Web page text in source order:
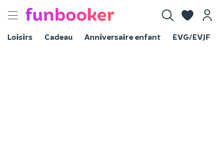
Toggle
Loisirs
Cadeau Anniversaire enfant EVG/EVJF